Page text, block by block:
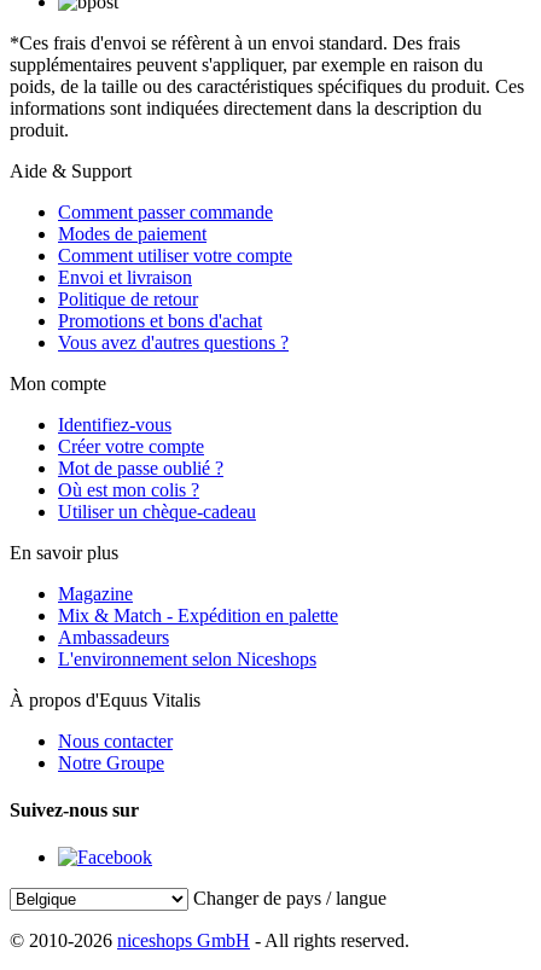
*Ces frais d'envoi se réfèrent à un envoi standard. Des frais
supplémentaires peuvent s'appliquer, par exemple en raison du
poids, de la taille ou des caractéristiques spécifiques du produit. Ces
informations sont indiquées directement dans la description du
produit.
Aide & Support
Comment passer commande
Modes de paiement
Comment utiliser votre compte
Envoi et livraison
Politique de retour
Promotions et bons d'achat
Vous avez d'autres questions ?
Mon compte
Identifiez-vous
Créer votre compte
Mot de passe oublié ?
Où est mon colis ?
Utiliser un chèque-cadeau
En savoir plus
Magazine
Mix & Match - Expédition en palette
Ambassadeurs
L'environnement selon Niceshops
À propos d'Equus Vitalis
Nous contacter
Notre Groupe
Suivez-nous sur
Changer de pays / langue
© 2010-2026 niceshops GmbH - All rights reserved.